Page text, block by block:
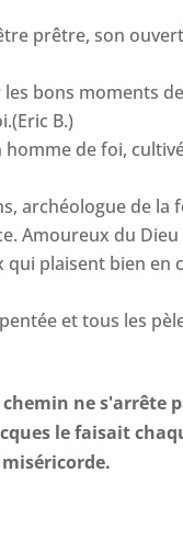
prêtre, son
bons moments
B.)
de foi,
archéologue de
Amoureux du
plaisent bien en
et tous les
ne s'arrête
le faisait